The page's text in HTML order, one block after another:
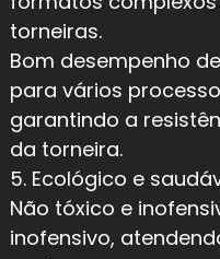
torneiras.
Bom desempenho
para vários
garantindo a
da torneira.
5. Ecológico e
Não tóxico e
inofensivo,